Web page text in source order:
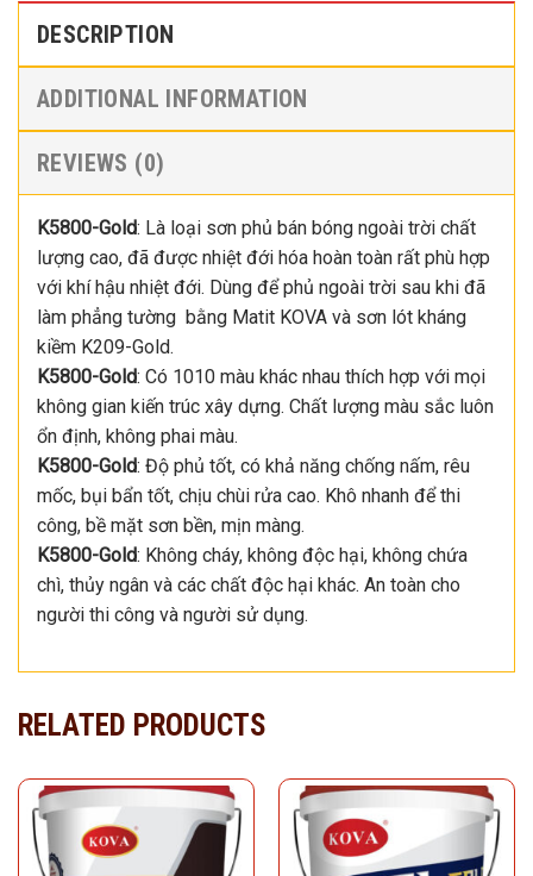
DESCRIPTION
ADDITIONAL INFORMATION
REVIEWS (0)
K5800-Gold: Là loại sơn phủ bán bóng ngoài trời chất
lượng cao, đã được nhiệt đới hóa hoàn toàn rất phù hợp
với khí hậu nhiệt đới. Dùng để phủ ngoài trời sau khi đã
làm phẳng tường bằng Matit KOVA và sơn lót kháng
kiềm K209-Gold.
K5800-Gold: Có 1010 màu khác nhau thích hợp với mọi
không gian kiến trúc xây dựng. Chất lượng màu sắc luôn
ổn định, không phai màu.
K5800-Gold: Độ phủ tốt, có khả năng chống nấm, rêu
mốc, bụi bẩn tốt, chịu chùi rửa cao. Khô nhanh để thi
công, bề mặt sơn bền, mịn màng.
K5800-Gold: Không cháy, không độc hại, không chứa
chì, thủy ngân và các chất độc hại khác. An toàn cho
người thi công và người sử dụng.
RELATED PRODUCTS